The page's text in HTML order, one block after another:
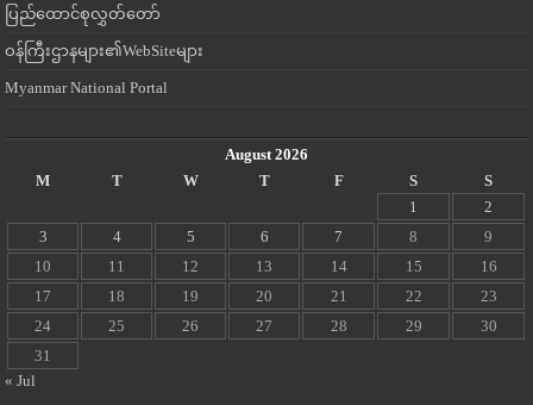
ပြည်ထောင်စုလွှတ်တော်
ဝန်ကြီးဌာနများ၏WebSiteများ
Myanmar National Portal
August 2026
M
T W T F S
S
1
2
3
4 5 6 7 8
9
10
11 12 13 14 15
16
17
18 19 20 21 22
23
24
25 26 27 28 29
30
31
« Jul